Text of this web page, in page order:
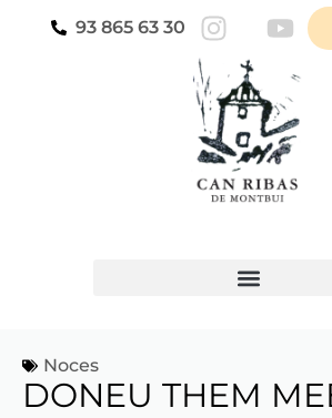
93 865 63 30
Noces
DONEU THEM